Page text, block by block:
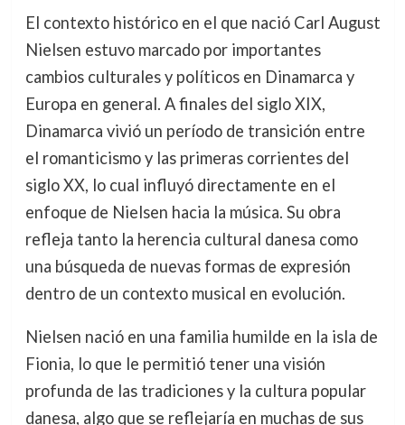
El contexto histórico en el que nació Carl August
Nielsen estuvo marcado por importantes
cambios culturales y políticos en Dinamarca y
Europa en general. A finales del siglo XIX,
Dinamarca vivió un período de transición entre
el romanticismo y las primeras corrientes del
siglo XX, lo cual influyó directamente en el
enfoque de Nielsen hacia la música. Su obra
refleja tanto la herencia cultural danesa como
una búsqueda de nuevas formas de expresión
dentro de un contexto musical en evolución.
Nielsen nació en una familia humilde en la isla de
Fionia, lo que le permitió tener una visión
profunda de las tradiciones y la cultura popular
danesa, algo que se reflejaría en muchas de sus